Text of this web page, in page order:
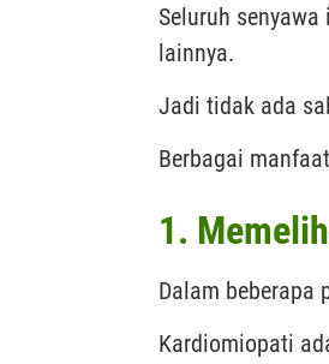
Seluruh
lainnya.
Jadi tidak ada
Berbagai
1.
Dalam beberapa
Kardiomiopati